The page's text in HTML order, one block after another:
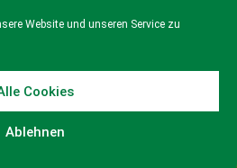
Website und unseren Service zu
Cookies
Ablehnen
Gevelsberg e.V.